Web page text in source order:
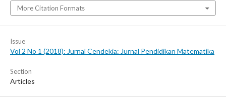
More Citation Formats
Issue
Vol 2 No 1 (2018): Jurnal Cendekia: Jurnal Pendidikan Matematika
Section
Articles